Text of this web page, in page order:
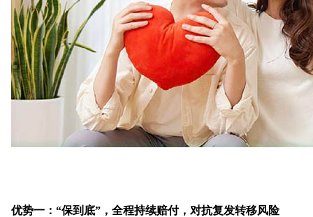
优势一：“保到底”，全程持续赔付，对抗复发转移风险